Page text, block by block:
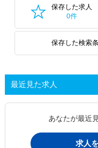
保存した求人
0件
保存した検索
最近見た求人
あなたが最近
求人